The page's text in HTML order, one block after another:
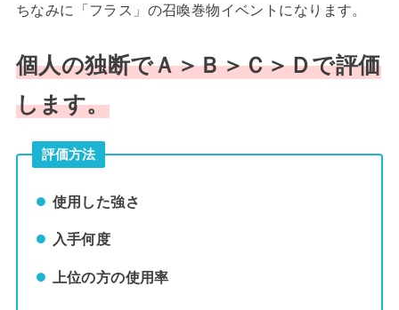
ちなみに「フラス」の召喚巻物イベントになります。
個人の独断でＡ＞Ｂ＞Ｃ＞Ｄで評価
します。
評価方法
使用した強さ
入手何度
上位の方の使用率